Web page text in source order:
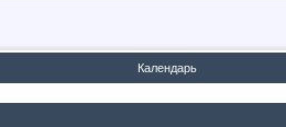
Календарь